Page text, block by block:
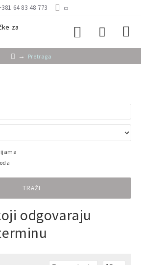
64 83 48 773
Pretraga
TRAŽI
odgovaraju